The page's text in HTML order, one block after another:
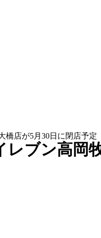
橋店が5月30日に閉店予定
レブン高岡